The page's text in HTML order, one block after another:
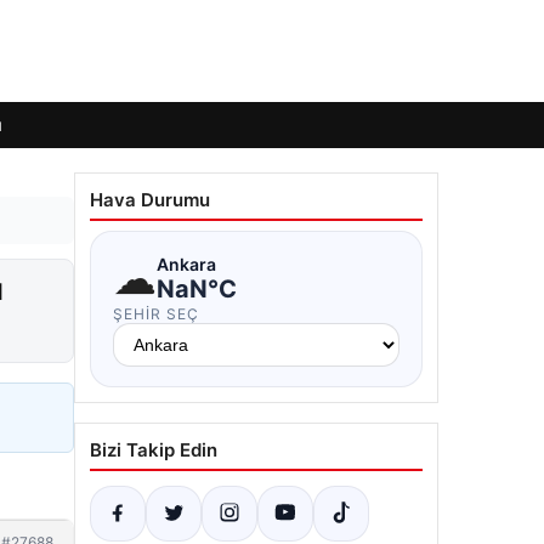
Hava Durumu
☁Ankara
NaN°C
ŞEHIR SEÇ
Bizi Takip Edin